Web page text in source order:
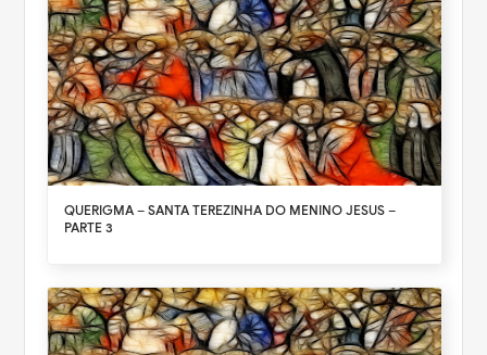
QUERIGMA – SANTA TEREZINHA DO MENINO JESUS –
PARTE 3